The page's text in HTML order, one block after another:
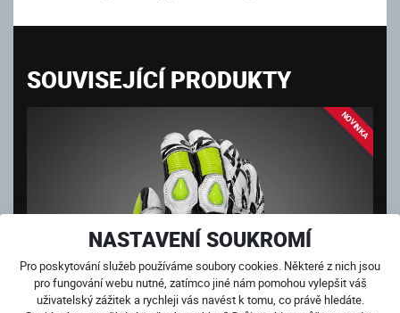
NASTAVENÍ SOUKROMÍ
Pro poskytování služeb používáme soubory cookies. Některé z nich jsou
pro fungování webu nutné, zatímco jiné nám pomohou vylepšit váš
uživatelský zážitek a rychleji vás navést k tomu, co právě hledáte.
SOUVISEJÍCÍ PRODUKTY
NOVINKA